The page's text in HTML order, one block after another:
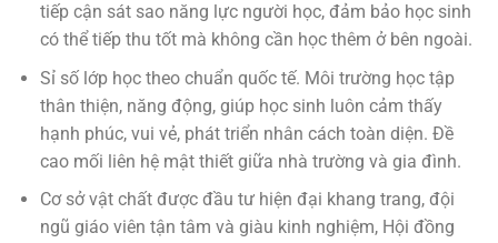
tiếp cận sát sao năng lực người học, đảm bảo học sinh
có thể tiếp thu tốt mà không cần học thêm ở bên ngoài.
Sỉ số lớp học theo chuẩn quốc tế. Môi trường học tập
thân thiện, năng động, giúp học sinh luôn cảm thấy
hạnh phúc, vui vẻ, phát triển nhân cách toàn diện. Đề
cao mối liên hệ mật thiết giữa nhà trường và gia đình.
Cơ sở vật chất được đầu tư hiện đại khang trang, đội
ngũ giáo viên tận tâm và giàu kinh nghiệm, Hội đồng